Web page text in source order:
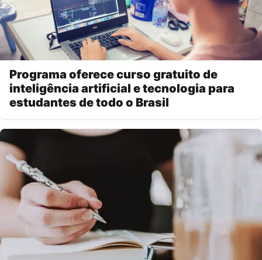
Programa oferece curso gratuito de
inteligência artificial e tecnologia para
estudantes de todo o Brasil